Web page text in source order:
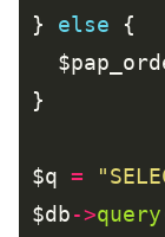
} else
$q =
$db->query